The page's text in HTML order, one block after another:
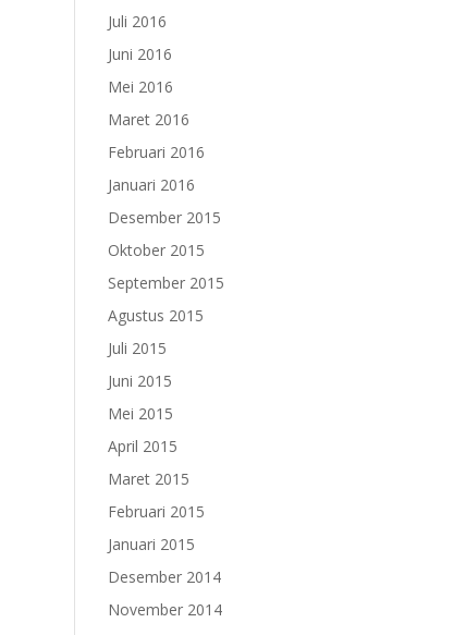
Juli 2016
Juni 2016
Mei 2016
Maret 2016
Februari 2016
Januari 2016
Desember 2015
Oktober 2015
September 2015
Agustus 2015
Juli 2015
Juni 2015
Mei 2015
April 2015
Maret 2015
Februari 2015
Januari 2015
Desember 2014
November 2014